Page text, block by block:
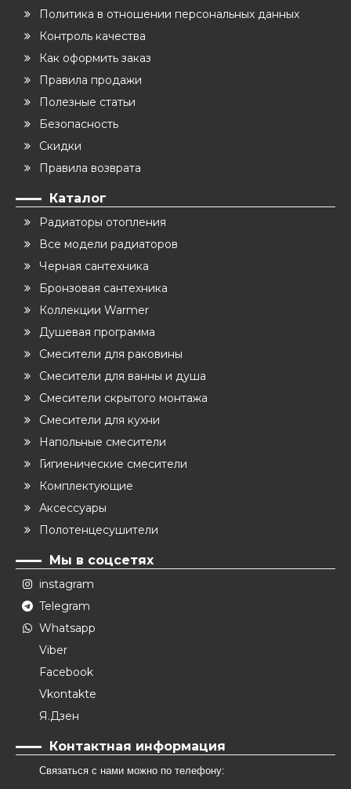
Политика в отношении персональных данных
Контроль качества
Как оформить заказ
Правила продажи
Полезные статьи
Безопасность
Скидки
Правила возврата
Каталог
Радиаторы отопления
Все модели радиаторов
Черная сантехника
Бронзовая сантехника
Коллекции Warmer
Душевая программа
Смесители для раковины
Смесители для ванны и душа
Смесители скрытого монтажа
Смесители для кухни
Напольные смесители
Гигиенические смесители
Комплектующие
Аксессуары
Полотенцесушители
Мы в соцсетях
instagram
Telegram
Whatsapp
Viber
Facebook
Vkontakte
Я.Дзен
Контактная информация
Связаться с нами можно по телефону: